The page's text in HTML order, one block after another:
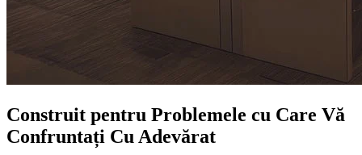
Construit pentru Problemele cu Care Vă
Confruntați Cu Adevărat